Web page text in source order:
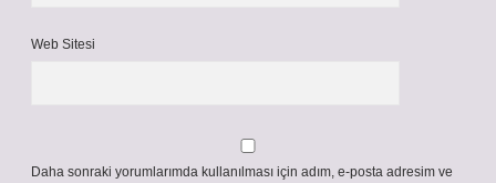
Web Sitesi
Daha sonraki yorumlarımda kullanılması için adım, e-posta adresim ve